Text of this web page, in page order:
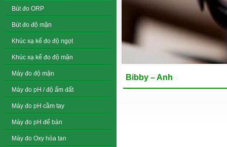
Bút đo ORP
Bút đo độ mặn
Khúc xạ kế đo độ ngọt
Khúc xạ kế đo độ mặn
Máy đo độ mặn
Máy đo pH / độ ẩm đất
Máy đo pH cầm tay
Máy đo pH để bàn
Máy đo Oxy hòa tan
Bibby – Anh